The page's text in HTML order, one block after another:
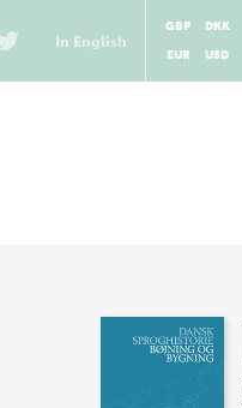
In English
GBP
DKK
EUR
USD